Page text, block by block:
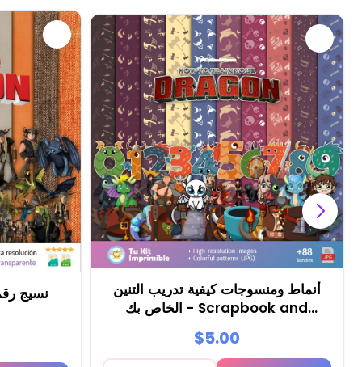
نسيج
أنماط ومنسوجات كيفية تدريب التنين
الخاص بك - Scrapbook and
$5.00